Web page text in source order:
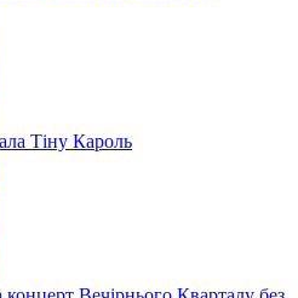
Тіну Кароль